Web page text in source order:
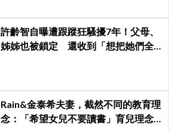
許齡智自曝遭跟蹤狂騷擾7年！父母、
姊姊也被鎖定 還收到「想把她們全
Rain&金泰希夫妻，截然不同的教育理
念：「希望女兒不要讀書」育兒理念